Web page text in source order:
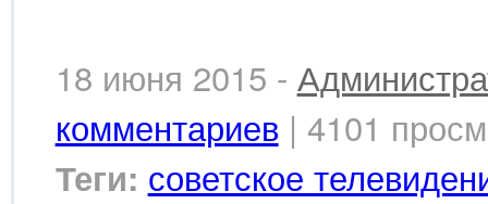
18 июня 2015 -
комментариев | 4101
Теги: советское